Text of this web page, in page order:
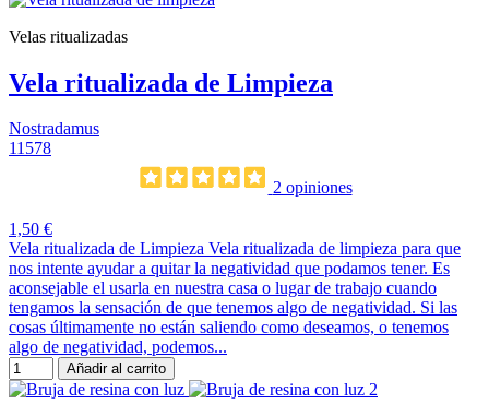
Velas ritualizadas
Vela ritualizada de Limpieza
Nostradamus
11578
2 opiniones
1,50 €
Vela ritualizada de Limpieza Vela ritualizada de limpieza para que
nos intente ayudar a quitar la negatividad que podamos tener. Es
aconsejable el usarla en nuestra casa o lugar de trabajo cuando
tengamos la sensación de que tenemos algo de negatividad. Si las
cosas últimamente no están saliendo como deseamos, o tenemos
algo de negatividad, podemos...
Añadir al carrito